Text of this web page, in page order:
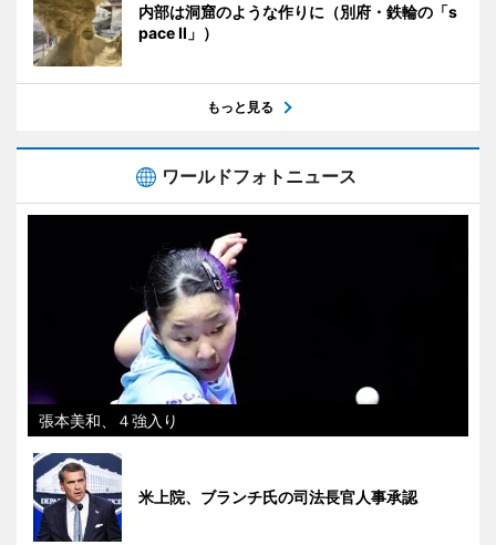
内部は洞窟のような作りに（別府・鉄輪の「s
pace II」）
もっと見る
ワールドフォトニュース
張本美和、４強入り
米上院、ブランチ氏の司法長官人事承認